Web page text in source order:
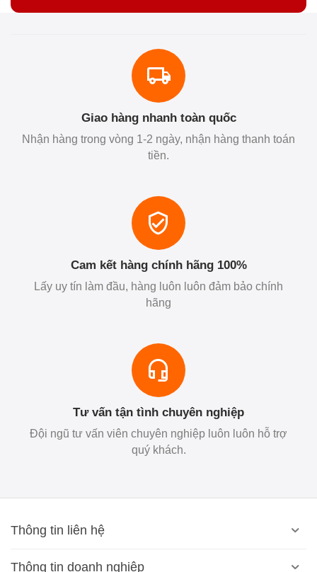
Giao hàng nhanh toàn quốc
Nhận hàng trong vòng 1-2 ngày, nhận hàng thanh toán
tiền.
Cam kết hàng chính hãng 100%
Lấy uy tín làm đầu, hàng luôn luôn đảm bảo chính
hãng
Tư vấn tận tình chuyên nghiệp
Đội ngũ tư vấn viên chuyên nghiệp luôn luôn hỗ trợ
quý khách.
Thông tin liên hệ
Thông tin doanh nghiệp